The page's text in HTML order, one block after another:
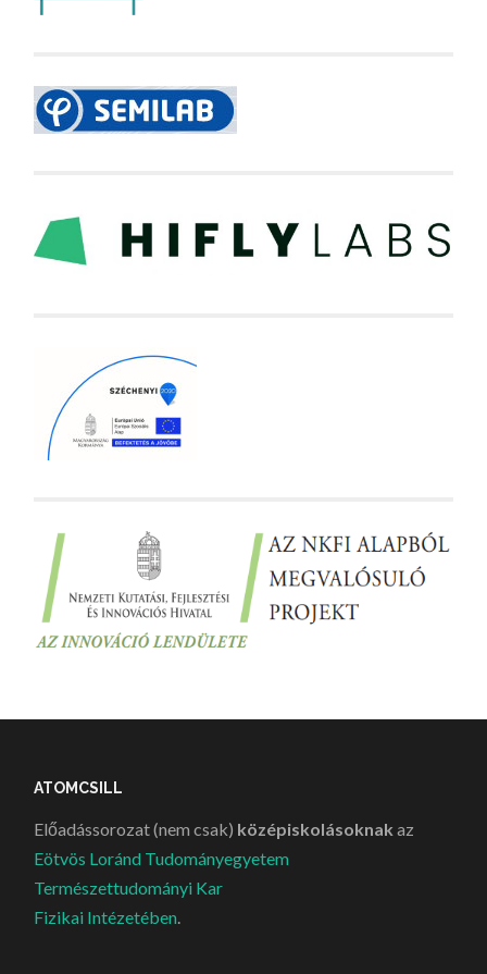
ATOMCSILL
Előadássorozat (nem csak) középiskolásoknak az
Eötvös Loránd Tudományegyetem
Természettudományi Kar
Fizikai Intézetében